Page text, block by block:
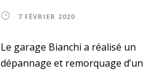
7 FÉVRIER 2020
Le garage Bianchi a réalisé un
dépannage et remorquage d’un